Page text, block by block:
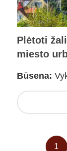
Plėtoti
miesto
Būsena:
1